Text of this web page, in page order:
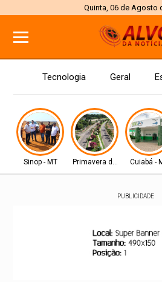
Quinta, 06 de Agosto
Tecnologia Geral
Sinop - MT Primavera do LesteCuiabá -
PUBLICIDADE